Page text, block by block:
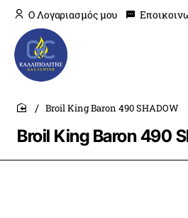
O Λογαριασμός μου
Broil King Baron 490
home
Broil King Baron 490 SHADOW